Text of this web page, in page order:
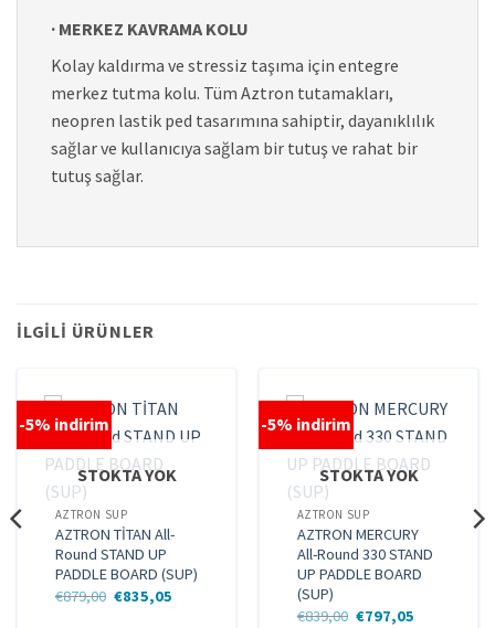
· MERKEZ KAVRAMA KOLU
Kolay kaldırma ve stressiz taşıma için entegre
merkez tutma kolu. Tüm Aztron tutamakları,
neopren lastik ped tasarımına sahiptir, dayanıklılık
sağlar ve kullanıcıya sağlam bir tutuş ve rahat bir
tutuş sağlar.
İLGILI ÜRÜNLER
-5% indirim
STOKTA YOK
AZTRON SUP
AZTRON TİTAN All-
Round STAND UP
PADDLE BOARD (SUP)
€879,00 Orijinal
€835,05
-5% indirim
STOKTA YOK
AZTRON SUP
AZTRON MERCURY
All-Round 330 STAND
UP PADDLE BOARD
(SUP)
€839,00 Orijinal
€797,05